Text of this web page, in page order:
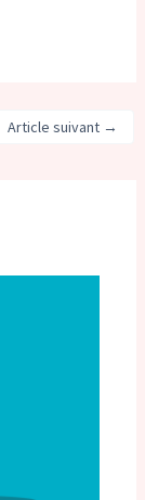
Article suivant →